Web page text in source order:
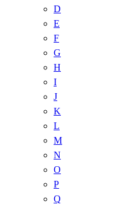
D
E
F
G
H
I
J
K
L
M
N
O
P
Q